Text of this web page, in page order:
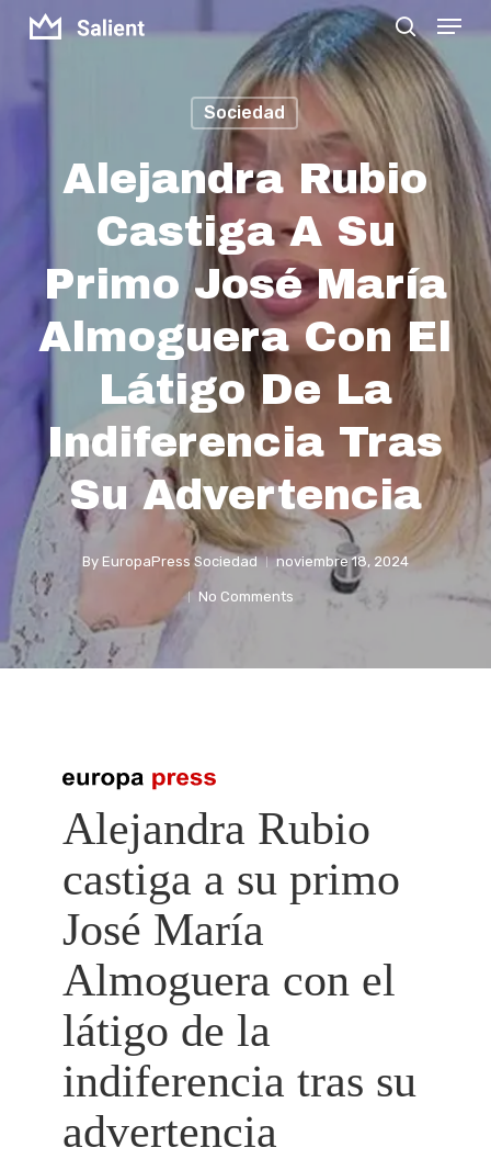
Skip
main
search
Menu
Sociedad
Alejandra Rubio
Castiga A Su
Primo José María
Almoguera Con El
Látigo De La
Indiferencia Tras
Su Advertencia
By EuropaPress Sociedad noviembre 18, 2024
No Comments
Close
Menu